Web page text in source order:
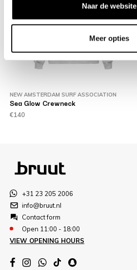
Naar de website
Meer opties
NEW AMSTERDAM SURF ASSOCIATION
Sea Glow Crewneck
€140
+31 23 205 2006
info@bruut.nl
Contact form
Open 11:00 - 18:00
VIEW OPENING HOURS